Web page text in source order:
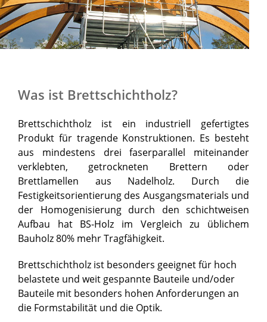
Was ist Brettschichtholz?
Brettschichtholz ist ein industriell gefertigtes
Produkt für tragende Konstruktionen. Es besteht
aus mindestens drei faserparallel miteinander
verklebten, getrockneten Brettern oder
Brettlamellen aus Nadelholz. Durch die
Festigkeitsorientierung des Ausgangsmaterials und
der Homogenisierung durch den schichtweisen
Aufbau hat BS-Holz im Vergleich zu üblichem
Bauholz 80% mehr Tragfähigkeit.
Brettschichtholz ist besonders geeignet für hoch
belastete und weit gespannte Bauteile und/oder
Bauteile mit besonders hohen Anforderungen an
die Formstabilität und die Optik.